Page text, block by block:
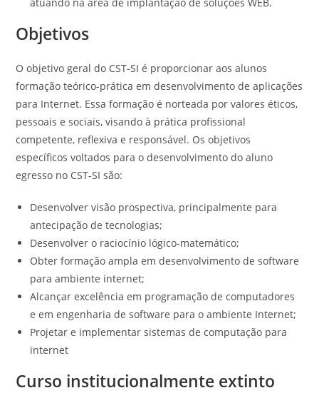
Objetivos
O objetivo geral do CST-SI é proporcionar aos alunos
formação teórico-prática em desenvolvimento de aplicações
para Internet. Essa formação é norteada por valores éticos,
pessoais e sociais, visando à prática profissional
competente, reflexiva e responsável. Os objetivos
específicos voltados para o desenvolvimento do aluno
egresso no CST-SI são:
Desenvolver visão prospectiva, principalmente para
antecipação de tecnologias;
Desenvolver o raciocínio lógico-matemático;
Obter formação ampla em desenvolvimento de software
para ambiente internet;
Alcançar excelência em programação de computadores
e em engenharia de software para o ambiente Internet;
Projetar e implementar sistemas de computação para
internet
Curso institucionalmente extinto